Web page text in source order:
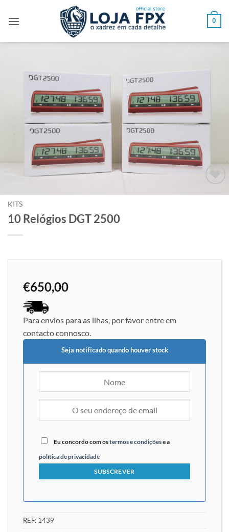
0
Adicionar
KITS
10 Relógios DGT 2500
€650,00
Para envios para as ilhas, por favor entre em
contacto connosco.
Seja notificado quando houver stock
Eu concordo com ostermos e condiçõese a
política de privacidade
REF: 1439